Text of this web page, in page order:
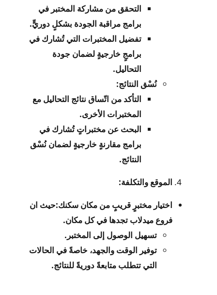
التحقق من مشاركة المختبر في
برامج مراقبة الجودة بشكلٍ دوريٍّ.
تفضيل المختبرات التي تُشارك في
برامجٍ خارجيةٍ لضمان جودة
التحاليل.
نُسْق النتائج:
التأكد من اتّساق نتائج التحاليل مع
المختبرات الأخرى.
البحث عن مختبراتٍ تُشارك في
برامج مقارنةٍ خارجيةٍ لضمان نُسْق
النتائج.
الموقع والتكلفة:
اختيار مختبرٍ قريبٍ من مكان سكنك:حيث ان
فروع ميدلاب تجدها في كل مكان.
تسهيل الوصول إلى المختبر.
توفير الوقت والجهد، خاصةً في الحالات
التي تتطلب متابعةً دوريةً للنتائج.